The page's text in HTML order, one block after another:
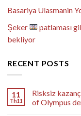
Basariya Ulasmanin
Şeker
patlaması
bekliyor
RECENT POSTS
11
Th11
Risksiz
of Olympus